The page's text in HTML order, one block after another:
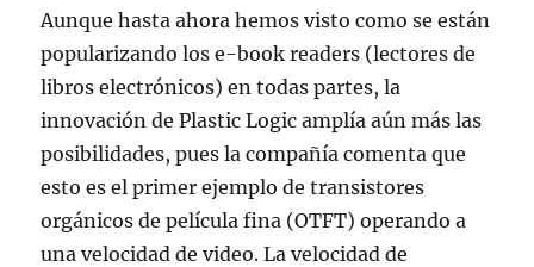
Aunque hasta ahora hemos visto como se están
popularizando los e-book readers (lectores de
libros electrónicos) en todas partes, la
innovación de Plastic Logic amplía aún más las
posibilidades, pues la compañía comenta que
esto es el primer ejemplo de transistores
orgánicos de película fina (OTFT) operando a
una velocidad de video. La velocidad de